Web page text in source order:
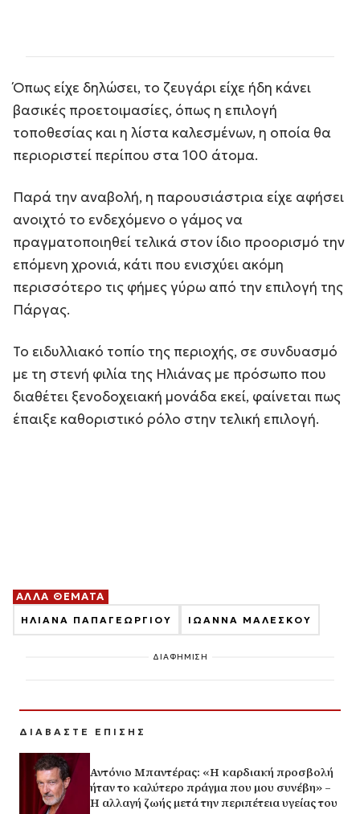
Όπως είχε δηλώσει, το ζευγάρι είχε ήδη κάνει
βασικές προετοιμασίες, όπως η επιλογή
τοποθεσίας και η λίστα καλεσμένων, η οποία θα
περιοριστεί περίπου στα 100 άτομα.
Παρά την αναβολή, η παρουσιάστρια είχε αφήσει
ανοιχτό το ενδεχόμενο ο γάμος να
πραγματοποιηθεί τελικά στον ίδιο προορισμό την
επόμενη χρονιά, κάτι που ενισχύει ακόμη
περισσότερο τις φήμες γύρω από την επιλογή της
Πάργας.
Το ειδυλλιακό τοπίο της περιοχής, σε συνδυασμό
με τη στενή φιλία της Ηλιάνας με πρόσωπο που
διαθέτει ξενοδοχειακή μονάδα εκεί, φαίνεται πως
έπαιξε καθοριστικό ρόλο στην τελική επιλογή.
ΑΛΛΑ ΘΕΜΑΤΑ
ΗΛΙΑΝΑ ΠΑΠΑΓΕΩΡΓΙΟΥ ΙΩΑΝΝΑ ΜΑΛΕΣΚΟΥ
ΔΙΑΦΗΜΙΣΗ
ΔΙΑΒΑΣΤΕ ΕΠΙΣΗΣ
Αντόνιο Μπαντέρας: «Η καρδιακή προσβολή
ήταν το καλύτερο πράγμα που μου συνέβη» –
Η αλλαγή ζωής μετά την περιπέτεια υγείας του